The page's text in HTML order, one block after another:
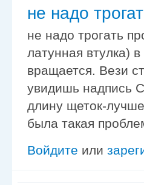
не надо
не надо трогать
латунная втулка)
вращается. Вези
увидишь надпись
длину щеток-
была такая
Войдите или